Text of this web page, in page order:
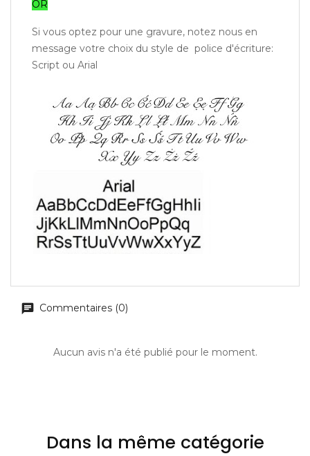
OR
Si vous optez pour une gravure, notez nous en
message votre choix du style de police d'écriture:
Script ou Arial
Commentaires (0)
Aucun avis n'a été publié pour le moment.
Dans la même catégorie